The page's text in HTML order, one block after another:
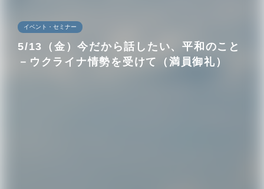
イベント・セミナー
5/13（金）今だから話したい、平和のこと
－ウクライナ情勢を受けて（満員御礼）